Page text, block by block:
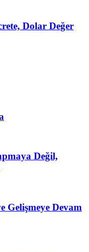
Dolar Değer
Değil,
Gelişmeye Devam